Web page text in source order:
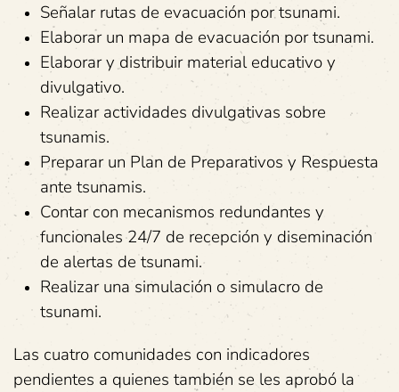
Señalar rutas de evacuación por tsunami.
Elaborar un mapa de evacuación por tsunami.
Elaborar y distribuir material educativo y
divulgativo.
Realizar actividades divulgativas sobre
tsunamis.
Preparar un Plan de Preparativos y Respuesta
ante tsunamis.
Contar con mecanismos redundantes y
funcionales 24/7 de recepción y diseminación
de alertas de tsunami.
Realizar una simulación o simulacro de
tsunami.
Las cuatro comunidades con indicadores
pendientes a quienes también se les aprobó la